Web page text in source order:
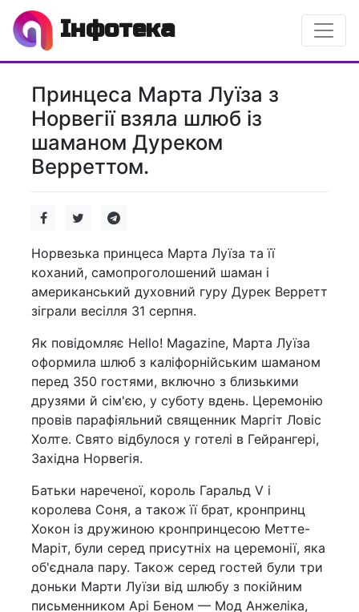
Інфотека
Принцеса Марта Луїза з
Норвегії взяла шлюб із
шаманом Дуреком
Верреттом.
Норвезька принцеса Марта Луїза та її
коханий, самопроголошений шаман і
американський духовний гуру Дурек Верретт
зіграли весілля 31 серпня.
Як повідомляє Hello! Magazine, Марта Луїза
оформила шлюб з каліфорнійським шаманом
перед 350 гостями, включно з близькими
друзями й сім'єю, у суботу вдень. Церемонію
провів парафіяльний священник Маргіт Ловіс
Холте. Свято відбулося у готелі в Гейрангері,
Західна Норвегія.
Батьки нареченої, король Гаральд V і
королева Соня, а також її брат, кронпринц
Хокон із дружиною кронпринцесою Метте-
Маріт, були серед присутніх на церемонії, яка
об'єднала пару. Також серед гостей були три
доньки Марти Луїзи від шлюбу з покійним
письменником Арі Беном — Мод Анжеліка,